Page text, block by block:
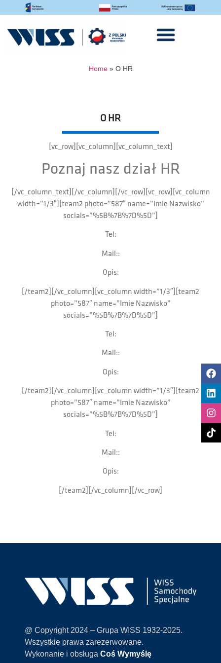
Home» O HR
O HR
[vc_row][vc_column][vc_column_text]
Poznaj nasz dział HR
[/vc_column_text][/vc_column][/vc_row][vc_row][vc_column
width=”1/3″][team2 photo=”587″ name=”Imie Nazwisko”
socials=”%5B%7B%7D%5D”]
Tel:
Mail::
Opis:
[/team2][/vc_column][vc_column width=”1/3″][team2
photo=”587″ name=”Imie Nazwisko”
socials=”%5B%7B%7D%5D”]
Tel:
Mail::
Opis:
[/team2][/vc_column][vc_column width=”1/3″][team2
photo=”587″ name=”Imie Nazwisko”
socials=”%5B%7B%7D%5D”]
Tel:
Mail::
Opis:
[/team2][/vc_column][/vc_row]
@ Copyright 2024 – Grupa WISS 1932-2025.
Wszystkie prawa zarezerwowane.
Wykonanie i obsługa Coś Wymyślę